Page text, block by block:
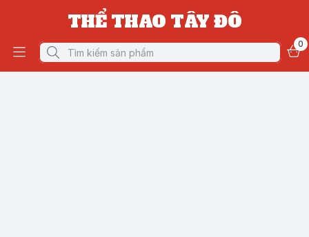
THỂ THAO TÂY ĐÔ
0